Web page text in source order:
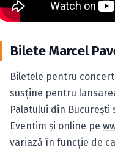
Bilete Marcel
Biletele pentru
susţine pentru
Palatului din
Eventim şi online pe
variază în funcţie de